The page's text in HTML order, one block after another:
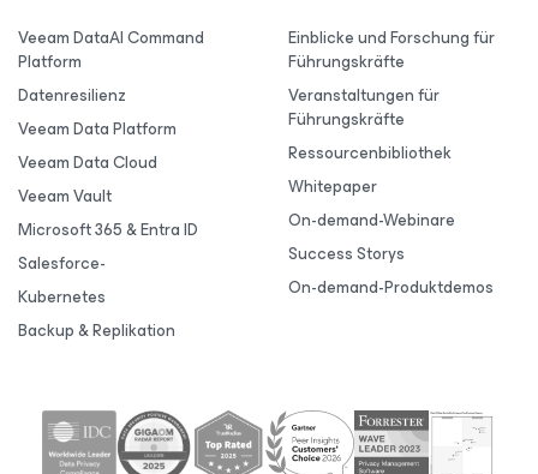
Veeam DataAI Command
Platform
Datenresilienz
Veeam Data Platform
Veeam Data Cloud
Veeam Vault
Microsoft 365 & Entra ID
Salesforce-
Kubernetes
Backup & Replikation
Einblicke und Forschung für
Führungskräfte
Veranstaltungen für
Führungskräfte
Ressourcenbibliothek
Whitepaper
On-demand-Webinare
Success Storys
On-demand-Produktdemos